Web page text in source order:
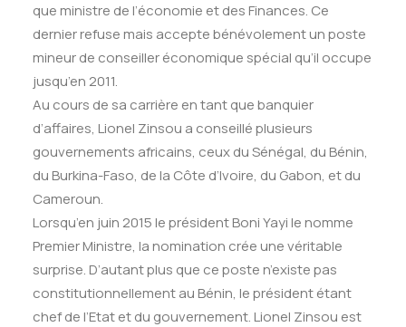
que ministre de l’économie et des Finances. Ce
dernier refuse mais accepte bénévolement un poste
mineur de conseiller économique spécial qu’il occupe
jusqu’en 2011.
Au cours de sa carrière en tant que banquier
d’affaires, Lionel Zinsou a conseillé plusieurs
gouvernements africains, ceux du Sénégal, du Bénin,
du Burkina-Faso, de la Côte d’Ivoire, du Gabon, et du
Cameroun.
Lorsqu’en juin 2015 le président Boni Yayi le nomme
Premier Ministre, la nomination crée une véritable
surprise. D’autant plus que ce poste n’existe pas
constitutionnellement au Bénin, le président étant
chef de l’Etat et du gouvernement. Lionel Zinsou est